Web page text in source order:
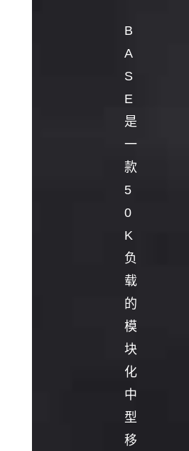
B
A
S
E
是
一
款
5
0
K
负
载
的
模
块
化
中
型
移